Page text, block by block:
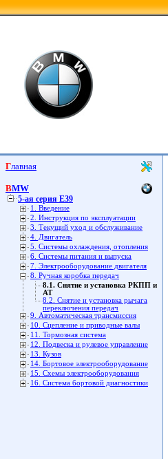
Главная
BMW
5-ая серия E39
1. Введение
2. Инструкция по эксплуатации
3. Текущий уход и обслуживание
4. Двигатель
5. Системы охлаждения, отопления
6. Системы питания и выпуска
7. Электрооборудование двигателя
8. Ручная коробка передач
8.1. Снятие и установка РКПП и
АТ
8.2. Снятие и установка рычага
переключения передач
9. Автоматическая трансмиссия
10. Сцепление и приводные валы
11. Тормозная система
12. Подвеска и рулевое управление
13. Кузов
14. Бортовое электрооборудование
15. Схемы электрооборудования
16. Система бортовой диагностики